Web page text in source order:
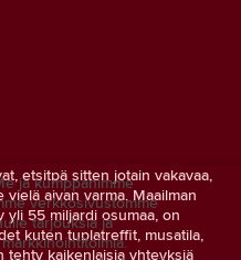
etsitpä sitten jotain vakavaa,
aivan varma. Maailman
55 miljardi osumaa, on
kuten tuplatreffit, musatila,
tehty kaikenlaisia yhteyksiä
ja kumppanimme
verkkosivustomme
tarjouksia ja